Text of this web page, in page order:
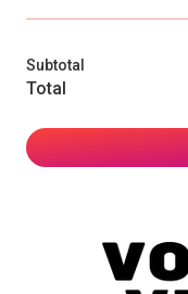
Subtotal
Total